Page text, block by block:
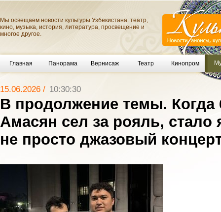
Мы освещаем новости культуры Узбекистана: театр,
кино, музыка, история, литература, просвещение и
многое другое.
Главная Панорама Вернисаж Театр Кинопром
15.06.2026 / 10:30:30
В продолжение темы. Когда
Амасян сел за рояль, стало
не просто джазовый